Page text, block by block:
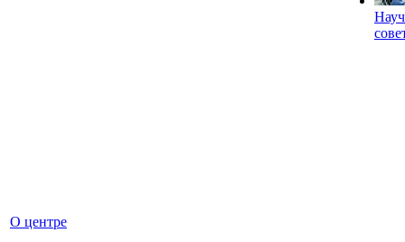
О центре